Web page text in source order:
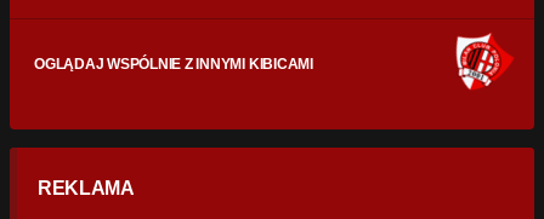
OGLĄDAJ WSPÓLNIE Z INNYMI KIBICAMI
REKLAMA